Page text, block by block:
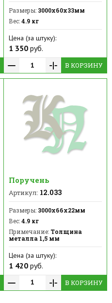
Размеры:3000х60х33мм
Вес:4.9 кг
Цена (за штуку):
1 350руб.
В КОРЗИНУ
Поручень
Артикул: 12.033
Размеры:3000х66х22мм
Вес:4.9 кг
Примечание:Толщина
металла 1,5 мм
Цена (за штуку):
1 420руб.
В КОРЗИНУ